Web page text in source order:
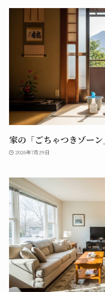
家の「ごちゃつきゾー
2026年7月29日